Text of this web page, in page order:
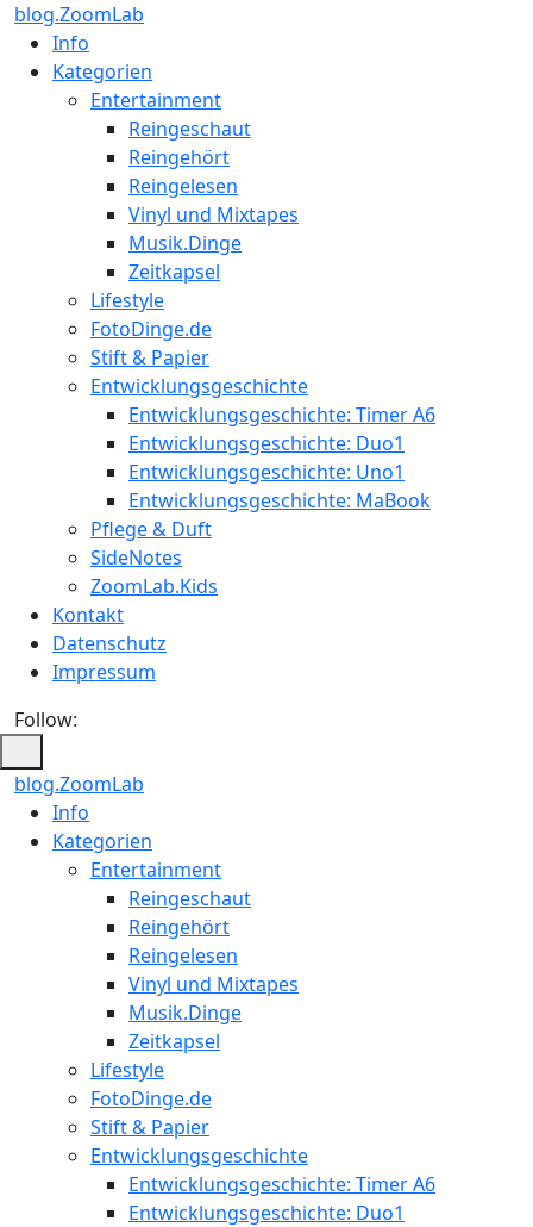
blog.ZoomLab
Info
Kategorien
Entertainment
Reingeschaut
Reingehört
Reingelesen
Vinyl und Mixtapes
Musik.Dinge
Zeitkapsel
Lifestyle
FotoDinge.de
Stift & Papier
Entwicklungsgeschichte
Entwicklungsgeschichte: Timer A6
Entwicklungsgeschichte: Duo1
Entwicklungsgeschichte: Uno1
Entwicklungsgeschichte: MaBook
Pflege & Duft
SideNotes
ZoomLab.Kids
Kontakt
Datenschutz
Impressum
Follow:
blog.ZoomLab
ZoomLab
//
Info
Kategorien
Entertainment
Reingeschaut
Reingehört
Reingelesen
Vinyl und Mixtapes
Musik.Dinge
Zeitkapsel
Lifestyle
FotoDinge.de
Stift & Papier
Entwicklungsgeschichte
Entwicklungsgeschichte: Timer A6
Entwicklungsgeschichte: Duo1